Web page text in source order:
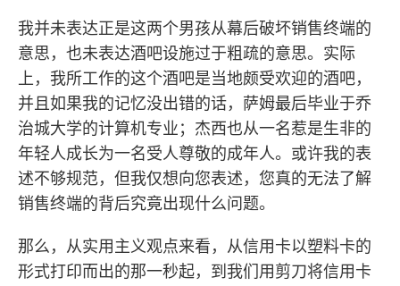
我并未表达正是这两个男孩从幕后破坏销售终端的
意思，也未表达酒吧设施过于粗疏的意思。实际
上，我所工作的这个酒吧是当地颇受欢迎的酒吧，
并且如果我的记忆没出错的话，萨姆最后毕业于乔
治城大学的计算机专业；杰西也从一名惹是生非的
年轻人成长为一名受人尊敬的成年人。或许我的表
述不够规范，但我仅想向您表述，您真的无法了解
销售终端的背后究竟出现什么问题。
那么，从实用主义观点来看，从信用卡以塑料卡的
形式打印而出的那一秒起，到我们用剪刀将信用卡